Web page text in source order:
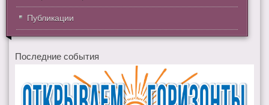
Публикации
Последние события